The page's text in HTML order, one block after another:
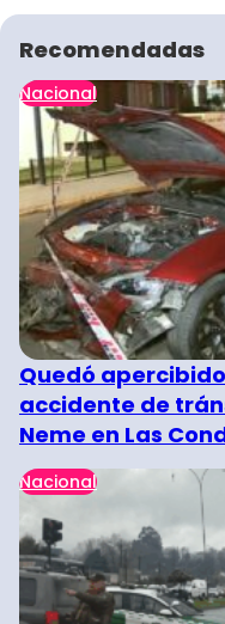
Recomendadas
Nacional
Quedó
accidente de
Neme en Las
Nacional